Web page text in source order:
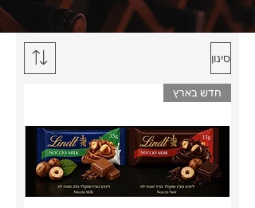
סינון
חדש בארץ